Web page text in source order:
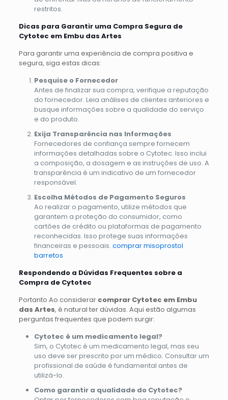
restritos.
Dicas para Garantir uma Compra Segura de
Cytotec em Embu das Artes
Para garantir uma experiência de compra positiva e
segura, siga estas dicas:
Pesquise o Fornecedor
Antes de finalizar sua compra, verifique a reputação
do fornecedor. Leia análises de clientes anteriores e
busque informações sobre a qualidade do serviço
e do produto.
Exija Transparência nas Informações
Fornecedores de confiança sempre fornecem
informações detalhadas sobre o Cytotec. Isso inclui
a composição, a dosagem e as instruções de uso. A
transparência é um indicativo de um fornecedor
responsável.
Escolha Métodos de Pagamento Seguros
Ao realizar o pagamento, utilize métodos que
garantem a proteção do consumidor, como
cartões de crédito ou plataformas de pagamento
reconhecidas. Isso protege suas informações
financeiras e pessoais. comprar misoprostol
barretos
Respondendo a Dúvidas Frequentes sobre a
Compra de Cytotec
Portanto Ao considerar comprar Cytotec em Embu
das Artes, é natural ter dúvidas. Aqui estão algumas
perguntas frequentes que podem surgir:
Cytotec é um medicamento legal?
Sim, o Cytotec é um medicamento legal, mas seu
uso deve ser prescrito por um médico. Consultar um
profissional de saúde é fundamental antes de
utilizá-lo.
Como garantir a qualidade do Cytotec?